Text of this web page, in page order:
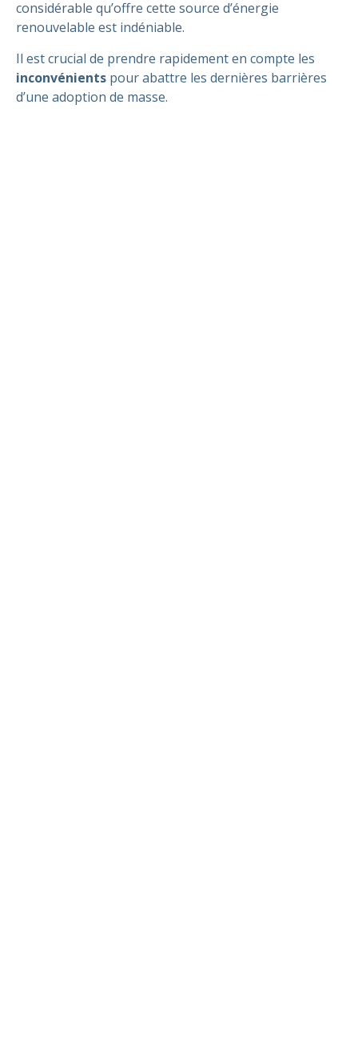
considérable qu’offre cette source d’énergie
renouvelable est indéniable.
Il est crucial de prendre rapidement en compte les
inconvénients pour abattre les dernières barrières
d’une adoption de masse.